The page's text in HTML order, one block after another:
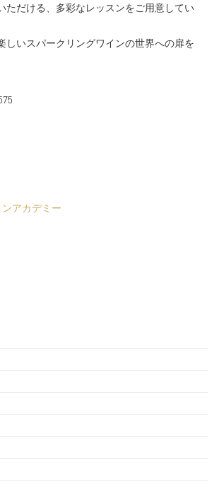
ただける、多彩なレッスンをご用意してい
しいスパークリングワインの世界への扉を
アカデミー